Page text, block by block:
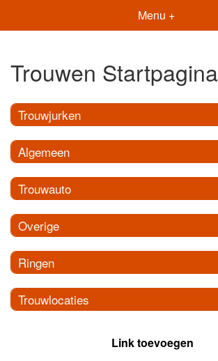
Menu +
Trouwen Startpagina
Trouwjurken
Algemeen
Trouwauto
Overige
Ringen
Trouwlocaties
Link toevoegen